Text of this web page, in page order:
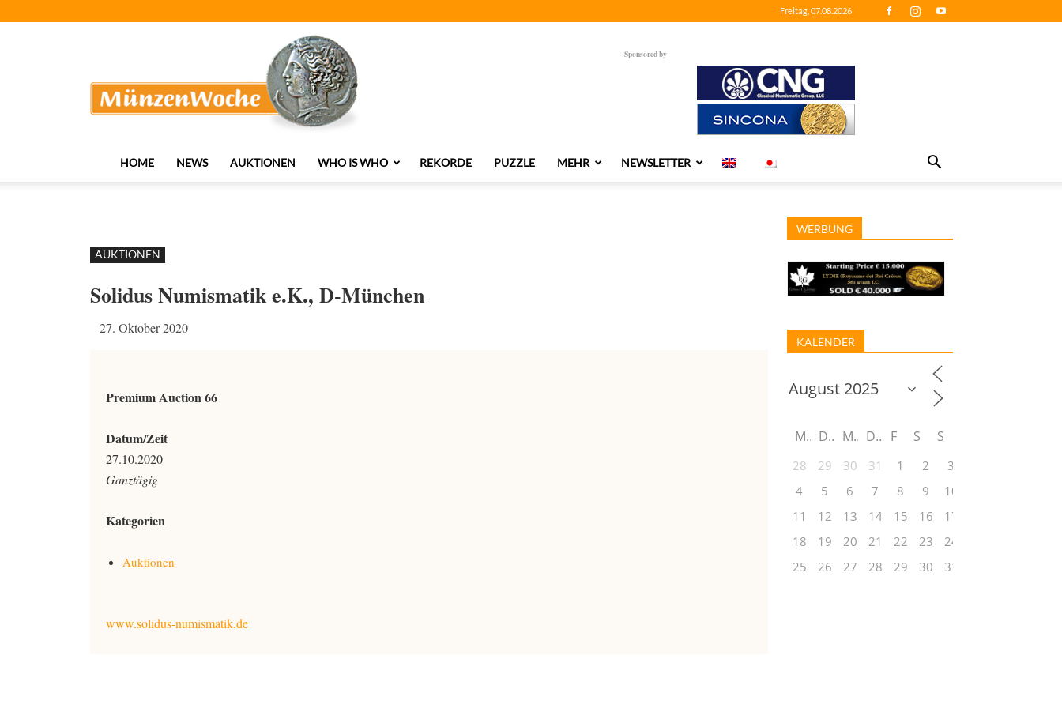
Freitag, 07.08.2026
Sponsored by
HOME NEWS AUKTIONEN WHO IS WHO REKORDE PUZZLE MEHR NEWSLETTER
AUKTIONEN
Solidus Numismatik e.K., D-München
27. Oktober 2020
Premium Auction 66
Datum/Zeit
27.10.2020
Ganztägig
Kategorien
Auktionen
www.solidus-numismatik.de
WERBUNG
KALENDER
M D M D F S S
28 29 30 31 1 2
3
4
5 6 7 8 9
10
11
12 13 14 15 16
17
18
19 20 21 22 23
24
25
26 27 28 29 30 31